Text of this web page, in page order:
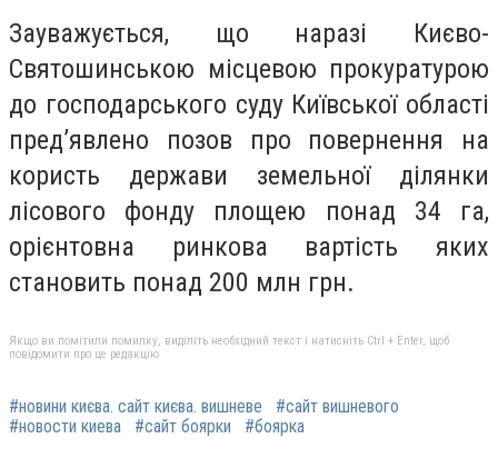
Зауважується, що наразі Києво-
Святошинською місцевою прокуратурою
до господарського суду Київської області
пред’явлено позов про повернення на
користь держави земельної ділянки
лісового фонду площею понад 34 га,
орієнтовна ринкова вартість яких
становить понад 200 млн грн.
Якщо ви помітили помилку, виділіть необхідний текст і натисніть Ctrl + Enter, щоб
повідомити про це редакцію
#новини києва. сайт києва. вишневе
#сайт вишневого
#новости киева
#сайт боярки #боярка